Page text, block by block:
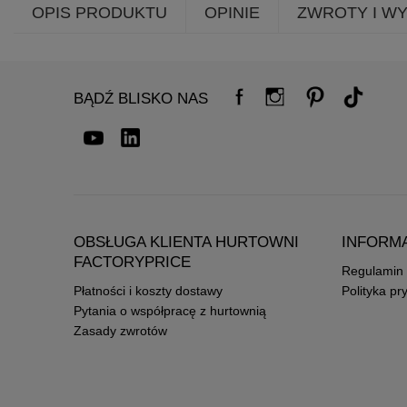
OPIS PRODUKTU OPINIE ZWROTY I
BĄDŹ BLISKO NAS
OBSŁUGA KLIENTA HURTOWNI
FACTORYPRICE
Płatności i koszty dostawy
Pytania o współpracę z hurtownią
Zasady zwrotów
Regulamin
Polityka